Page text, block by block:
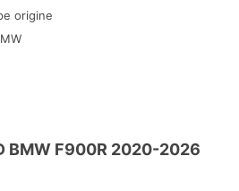
origine
BMW F900R 2020-2026